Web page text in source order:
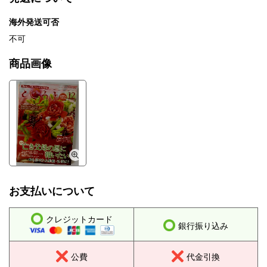
海外発送可否
不可
商品画像
お支払いについて
クレジットカード
銀行振り込み
公費 代金引換